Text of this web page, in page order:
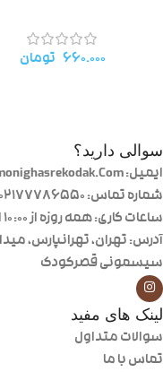
۶۶۰.۰۰۰ تومان
سوالی دارید؟
ایمیل: Info@Sismonighasrekodak.Com
شماره تماس: 02177786550
ساعات کاری: همه روزه از ۱۰:۰۰ الی ۲۱:۰۰
آدرس: تهران، تهرانپارس،
سیسمونی قصرکودک
لینک های مفید
سوالات متداول
تماس با ما